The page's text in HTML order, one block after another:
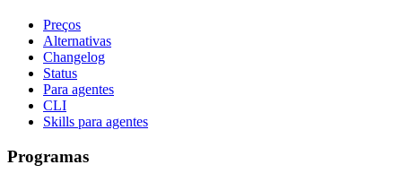
Preços
Alternativas
Changelog
Status
Para agentes
CLI
Skills para agentes
Programas